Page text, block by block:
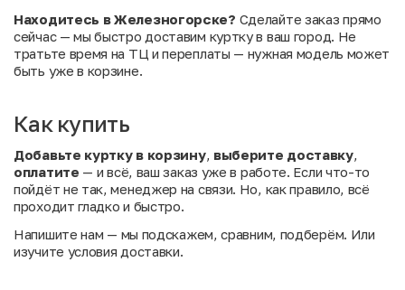
Находитесь в Железногорске? Сделайте заказ прямо
сейчас — мы быстро доставим куртку в ваш город. Не
тратьте время на ТЦ и переплаты — нужная модель может
быть уже в корзине.
Как купить
Добавьте куртку в корзину, выберите доставку,
оплатите — и всё, ваш заказ уже в работе. Если что-то
пойдёт не так, менеджер на связи. Но, как правило, всё
проходит гладко и быстро.
Напишите нам — мы подскажем, сравним, подберём. Или
изучите условия доставки.